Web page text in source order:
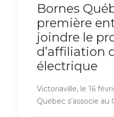
Bornes
première
joindre le
d’affiliation
électrique
Victoriaville, le 16
Québec s’associe au